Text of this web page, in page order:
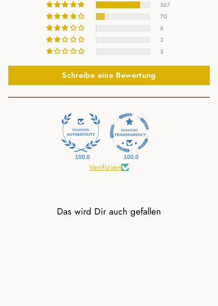
367
70
6
3
5
Schreibe eine Bewertung
100.0 100.0
Verifiziert
Das wird Dir auch gefallen